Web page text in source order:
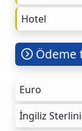
Hotel
Ödeme
Euro
İngiliz Sterlini